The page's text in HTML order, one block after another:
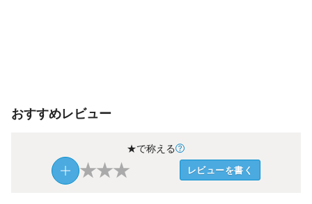
おすすめレビュー
★で称える
★★★ レビューを書く